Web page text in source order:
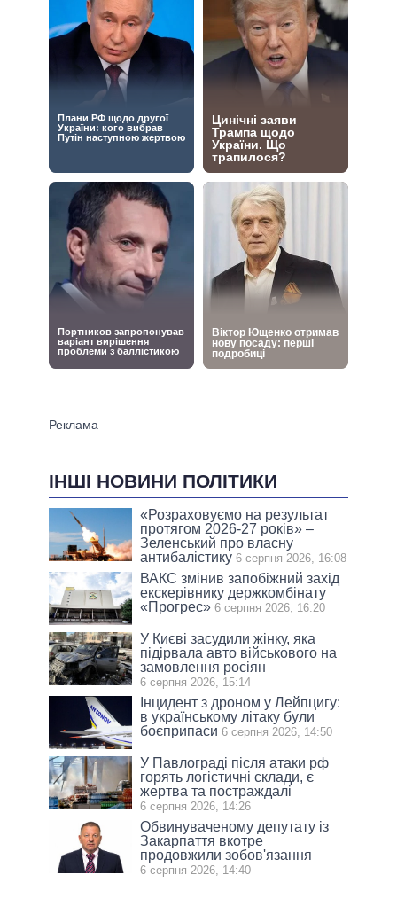
ІНШІ НОВИНИ ПОЛІТИКИ
«Розраховуємо на результат
протягом 2026-27 років» –
Зеленський про власну
антибалістику 6 серпня 2026, 16:08
ВАКС змінив запобіжний захід
екскерівнику держкомбінату
«Прогрес» 6 серпня 2026, 16:20
У Києві засудили жінку, яка
підірвала авто військового на
замовлення росіян
6 серпня 2026, 15:14
Інцидент з дроном у Лейпцигу:
в українському літаку були
боєприпаси 6 серпня 2026, 14:50
У Павлограді після атаки рф
горять логістичні склади, є
жертва та постраждалі
6 серпня 2026, 14:26
Обвинуваченому депутату із
Закарпаття вкотре
продовжили зобов'язання
6 серпня 2026, 14:40